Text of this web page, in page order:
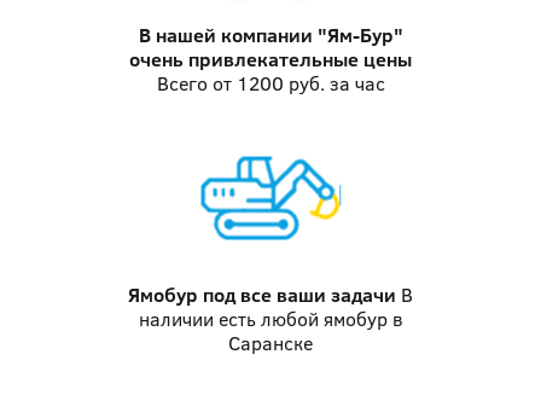
В нашей компании "Ям-Бур"
очень привлекательные цены
Всего от 1200 руб. за час
Ямобур под все ваши задачи В
наличии есть любой ямобур в
Саранске